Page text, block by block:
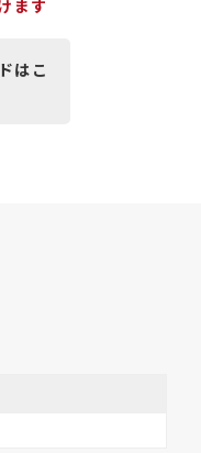
ます
はこ